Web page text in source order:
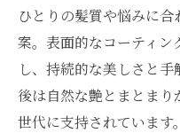
ひとりの髪質や悩みに
案。表面的なコーティ
し、持続的な美しさと
後は自然な艶とまとま
世代に支持されています。